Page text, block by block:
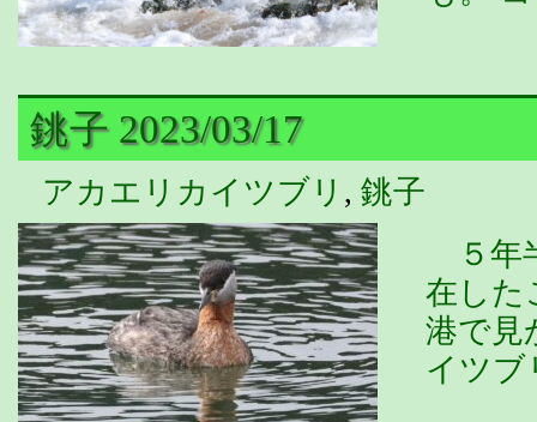
銚子 2023/03/17
アカエリカイツブリ , 銚子
５年
在した
港で見
イツブ